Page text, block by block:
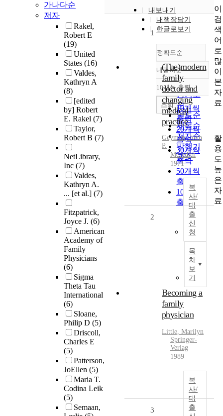
가나다순
저자
Rakel,
Robert E
(19)
United
States (16)
Valdes,
Kathryn A
(8)
[edited
by] Robert
E. Rakel (7)
Taylor,
Robert B (7)
NetLibrary,
Inc (7)
Valdes,
Kathryn A.
... [et al.] (7)
Fitzpatrick,
Joyce J. (6)
American
Academy of
Family
Physicians
(6)
Sigma
Theta Tau
International
(6)
Sloane,
Philip D (5)
Driscoll,
Charles E
(5)
Patterson,
JoEllen (5)
Maria T.
Codina Leik
(5)
Semaan,
내보내기
내책장담기
한글로보기
정확도순
정확도
순
인기도
순
연도순
제목순
저자순
발행기
관순
내림차순
내림차순
10개씩 출력
10개씩
출력
20개씩
출력
30개씩
출력
50개씩
출력
100개씩
출력
조회
1
(The)modern
family
doctor and
changing
medical
practice
Geyman, John
P.
Meredith
1971
복
사/
대
출
신
청
목
차
보
기
2
Becoming a
family
physician
Little, Marilyn
Springer-
Verlag
1989
복
사/
대
출
3
이
검
색
어
로
많
이
본
자
료
활
용
도
높
은
자
료